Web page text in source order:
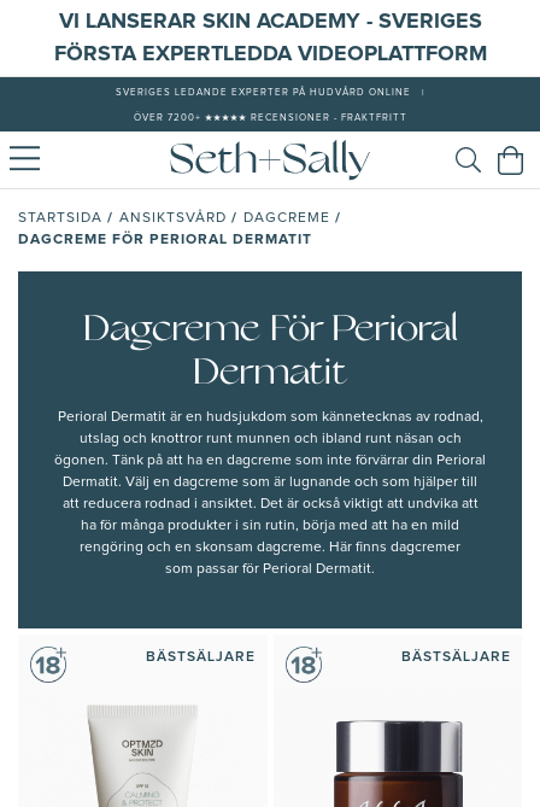
VI LANSERAR SKIN ACADEMY - SVERIGES
FÖRSTA EXPERTLEDDA VIDEOPLATTFORM
SVERIGES LEDANDE EXPERTER PÅ HUDVÅRD ONLINE
ÖVER 7200+ ★★★★★ RECENSIONER - FRAKTFRITT
STARTSIDA / ANSIKTSVÅRD / DAGCREME /
DAGCREME FÖR PERIORAL DERMATIT
Dagcreme För Perioral
Dermatit
Perioral Dermatitär en hudsjukdom som kännetecknas av rodnad,
utslag och knottror runt munnen och ibland runt näsan och
ögonen. Tänk på att ha en dagcreme som inte förvärrar din Perioral
Dermatit. Välj en dagcreme som är lugnande och som hjälper till
att reducera rodnad i ansiktet. Det är också viktigt att undvika att
ha för många produkter i sin rutin, börja med att ha en mild
rengöring och en skonsam dagcreme. Här finns dagcremer
som passar för Perioral Dermatit.
BÄSTSÄLJARE BÄSTSÄLJARE